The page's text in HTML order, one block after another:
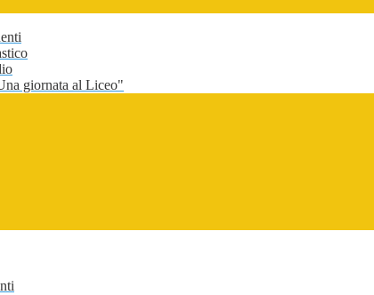
giornata al Liceo"